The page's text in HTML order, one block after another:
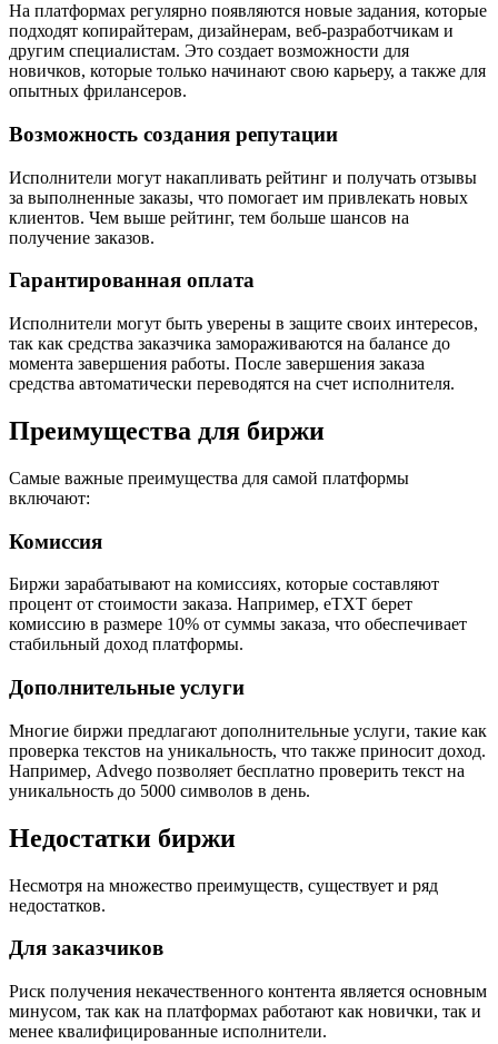
На платформах регулярно появляются новые задания, которые
подходят копирайтерам, дизайнерам, веб-разработчикам и
другим специалистам. Это создает возможности для
новичков, которые только начинают свою карьеру, а также для
опытных фрилансеров.
Возможность создания репутации
Исполнители могут накапливать рейтинг и получать отзывы
за выполненные заказы, что помогает им привлекать новых
клиентов. Чем выше рейтинг, тем больше шансов на
получение заказов.
Гарантированная оплата
Исполнители могут быть уверены в защите своих интересов,
так как средства заказчика замораживаются на балансе до
момента завершения работы. После завершения заказа
средства автоматически переводятся на счет исполнителя.
Преимущества для биржи
Самые важные преимущества для самой платформы
включают:
Комиссия
Биржи зарабатывают на комиссиях, которые составляют
процент от стоимости заказа. Например, eTXT берет
комиссию в размере 10% от суммы заказа, что обеспечивает
стабильный доход платформы.
Дополнительные услуги
Многие биржи предлагают дополнительные услуги, такие как
проверка текстов на уникальность, что также приносит доход.
Например, Advego позволяет бесплатно проверить текст на
уникальность до 5000 символов в день.
Недостатки биржи
Несмотря на множество преимуществ, существует и ряд
недостатков.
Для заказчиков
Риск получения некачественного контента является основным
минусом, так как на платформах работают как новички, так и
менее квалифицированные исполнители.